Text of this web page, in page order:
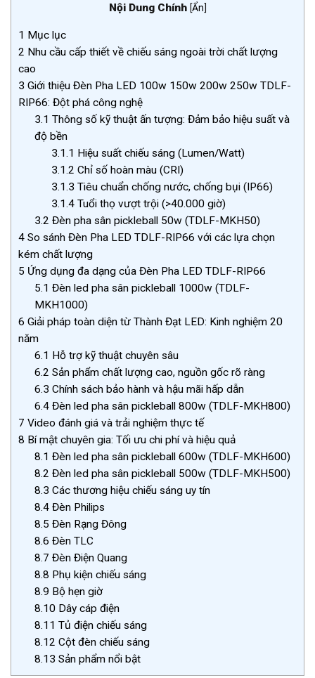
Nội Dung Chính [Ẩn]
1 Mục lục
2 Nhu cầu cấp thiết về chiếu sáng ngoài trời chất lượng
cao
3 Giới thiệu Đèn Pha LED 100w 150w 200w 250w TDLF-
RIP66: Đột phá công nghệ
3.1 Thông số kỹ thuật ấn tượng: Đảm bảo hiệu suất và
độ bền
3.1.1 Hiệu suất chiếu sáng (Lumen/Watt)
3.1.2 Chỉ số hoàn màu (CRI)
3.1.3 Tiêu chuẩn chống nước, chống bụi (IP66)
3.1.4Tuổi thọ vượt trội (>40.000 giờ)
3.2 Đèn pha sân pickleball 50w (TDLF-MKH50)
4 So sánh Đèn Pha LED TDLF-RIP66 với các lựa chọn
kém chất lượng
5 Ứng dụng đa dạng của Đèn Pha LED TDLF-RIP66
5.1 Đèn led pha sân pickleball 1000w (TDLF-
MKH1000)
6 Giải pháp toàn diện từ Thành Đạt LED: Kinh nghiệm 20
năm
6.1 Hỗ trợ kỹ thuật chuyên sâu
6.2 Sản phẩm chất lượng cao, nguồn gốc rõ ràng
6.3 Chính sách bảo hành và hậu mãi hấp dẫn
6.4 Đèn led pha sân pickleball 800w (TDLF-MKH800)
7 Video đánh giá và trải nghiệm thực tế
8 Bí mật chuyên gia: Tối ưu chi phí và hiệu quả
8.1 Đèn led pha sân pickleball 600w (TDLF-MKH600)
8.2 Đèn led pha sân pickleball 500w (TDLF-MKH500)
8.3 Các thương hiệu chiếu sáng uy tín
8.4 Đèn Philips
8.5 Đèn Rạng Đông
8.6 Đèn TLC
8.7 Đèn Điện Quang
8.8 Phụ kiện chiếu sáng
8.9 Bộ hẹn giờ
8.10 Dây cáp điện
8.11 Tủ điện chiếu sáng
8.12 Cột đèn chiếu sáng
8.13 Sản phẩm nổi bật